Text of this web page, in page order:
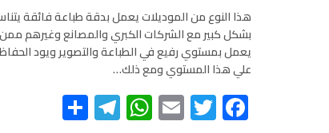
هذا النوع من الموديلات يعمل بدقة طباعة فائقة
بشكل كبير مع الشركات الكبري والمصانع وغيرهم ممن
يعمل بمستوي رفيع في الطباعة والتصوير ويود الحفاظ
علي هذا المستوي ومع ذلك…
Facebook
Twitter
Email
WhatsApp
Telegram
Share